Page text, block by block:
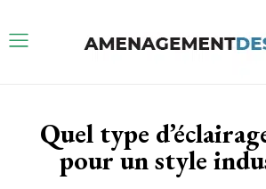
Quel type
pour un style